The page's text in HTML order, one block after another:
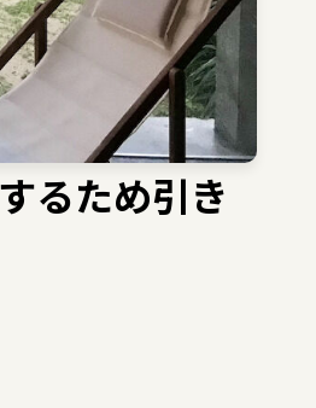
るため引き